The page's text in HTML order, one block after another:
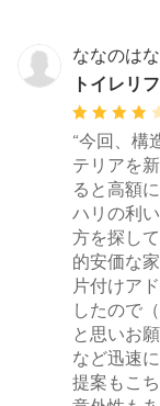
ななのは
トイレリ
平
均
評
価：
5
つ
星
中
星
4
“今回、構
テリアを
ると高額
ハリの利
方を探し
的安価な
片付けア
したので
と思いお
など迅速
提案もこ